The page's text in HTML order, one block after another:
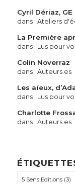
Cyril Dériaz, GE
dans : Ateliers
La Première
dans : Lus pour
Colin Noverraz
dans : Auteurs.es
Les aïeux,
dans : Lus pour
Charlotte
dans : Auteurs.es
5 Sens Editions(3)